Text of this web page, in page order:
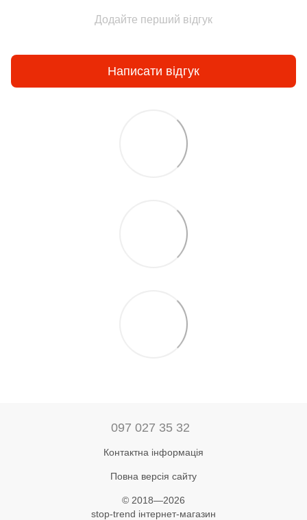
Додайте перший відгук
Написати відгук
097 027 35 32
Контактна інформація
Повна версія сайту
© 2018—2026
stop-trend інтернет-магазин